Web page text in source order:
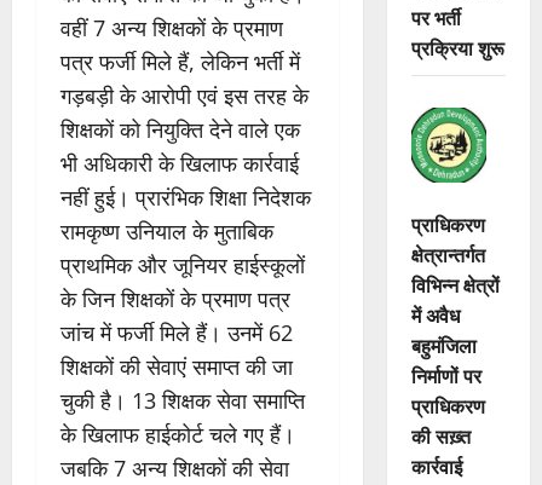
वहीं 7 अन्य शिक्षकों के प्रमाण
पत्र फर्जी मिले हैं, लेकिन भर्ती में
गड़बड़ी के आरोपी एवं इस तरह के
शिक्षकों को नियुक्ति देने वाले एक
भी अधिकारी के खिलाफ कार्रवाई
नहीं हुई। प्रारंभिक शिक्षा निदेशक
रामकृष्ण उनियाल के मुताबिक
प्राथमिक और जूनियर हाईस्कूलों
के जिन शिक्षकों के प्रमाण पत्र
जांच में फर्जी मिले हैं। उनमें 62
शिक्षकों की सेवाएं समाप्त की जा
चुकी है। 13 शिक्षक सेवा समाप्ति
के खिलाफ हाईकोर्ट चले गए हैं।
जबकि 7 अन्य शिक्षकों की सेवा
पर भर्ती
प्रक्रिया शुरू
प्राधिकरण
क्षेत्रान्तर्गत
विभिन्न क्षेत्रों
में अवैध
बहुमंजिला
निर्माणों पर
प्राधिकरण
की सख़्त
कार्रवाई